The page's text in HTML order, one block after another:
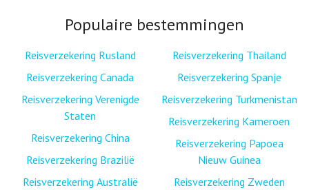
Populaire bestemmingen
Reisverzekering Rusland
Reisverzekering Canada
Reisverzekering Verenigde
Staten
Reisverzekering China
Reisverzekering Brazilië
Reisverzekering Australië
Reisverzekering Thailand
Reisverzekering Spanje
Reisverzekering Turkmenistan
Reisverzekering Kameroen
Reisverzekering Papoea
Nieuw Guinea
Reisverzekering Zweden